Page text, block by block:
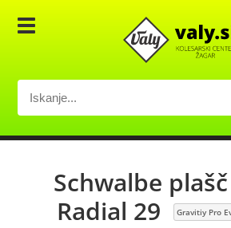
Schwalbe
Radial 29
Gravitiy Pro